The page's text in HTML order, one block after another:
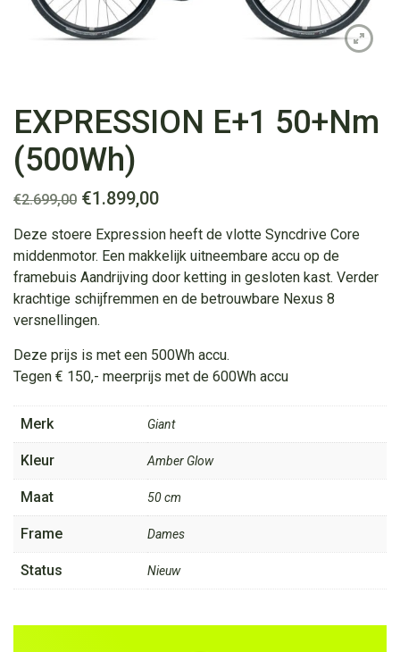
EXPRESSION E+1 50+Nm
(500Wh)
€2.699,00 Oorspronkelijke
was:
€2.699,00.
€1.899,00Huidige
is:
€1.899,00.
Deze stoere Expression heeft de vlotte Syncdrive Core
middenmotor. Een makkelijk uitneembare accu op de
framebuis Aandrijving door ketting in gesloten kast. Verder
krachtige schijfremmen en de betrouwbare Nexus 8
versnellingen.
Deze prijs is met een 500Wh accu.
Tegen € 150,- meerprijs met de 600Wh accu
Merk Giant
Kleur Amber Glow
Maat 50 cm
Frame Dames
Status Nieuw